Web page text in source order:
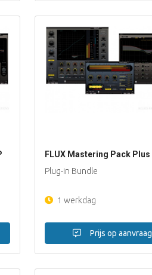
FLUX Mastering Pack Plus
Plug-in Bundle
1 werkdag
Prijs op aanvraag